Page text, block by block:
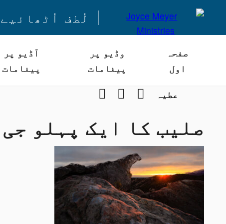
لُطف
صفحہ
اول
وڈیو پر
پیغامات
آڈیو پر
پیغامات
عطیہ Facebook
YouTube
صلیب کا ایک پہلو